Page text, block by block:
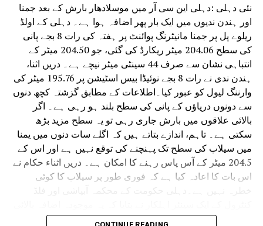
نئی دہلی :دہلی این سی آر میں موسلادھار بارش کے بعد جمنا
اور ہندن ندیوں میں ایک بار پھر اضافہ ہوا ہے۔ دہلی کے اولڈ
ریلوے پل پر جمنا مانیٹرنگ پوائنٹ پر ہفتہ کی رات 8 بجے پانی
کی سطح 204.06 میٹر ریکارڈ کی گئی، جو 204.50 میٹر کے
انتباہی نشان سے صرف 44 سینٹی میٹر نیچے ہے۔ دریں اثنا،
ہندن ندی نے رات 8 بجے نوئیڈا بیس اسٹیشن پر 195.76 میٹر کی
وارننگ لیول کو عبور کیا۔اطلاعات کے مطابق گزشتہ کچھ دنوں
سے دونوں دریاؤں کے پانی کی سطح بلند ہو رہی ہے۔ اگر
بالائی علاقوں میں بارش جاری رہی تو یہ سطح مزید بڑھ
سکتی ہے۔ تاہم، اندازے بتاتے ہیں کہ اگلے سات دنوں میں یمنا
میں سیلاب کی سطح تک پہنچنے کی توقع نہیں ہے اور اس کے
204.5 میٹر کے آس پاس رہنے کا امکان ہے۔ دریں اثناء حکام نے
اس بات کا اعادہ کیا ہے کہ فوری طور پر سیلاب کا کوئی
علاقوں سے جاری پانی کی وجہ سے ہے۔ اہلکار نے کہا، ہریانہ